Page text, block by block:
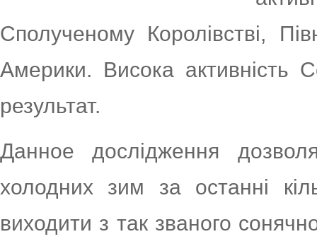
Сполученому Королівстві,
Америки. Висока активність
результат.
Данное дослідження
холодних зим за останні
виходити з так званого